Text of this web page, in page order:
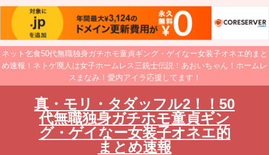
ネット乞食50代無職独身ガチホモ童貞ギング・ゲイなー女装子オネエ的まと
め速報！ネトゲ廃人は女子ホームレス三銃士伝説！あおいちゃん！ホームレ
スまなみ！愛内アイラ応援してます！
真・モリ・タダッフル2！！50
代無職独身ガチホモ童貞ギン
グ・ゲイなー女装子オネエ的
まとめ速報